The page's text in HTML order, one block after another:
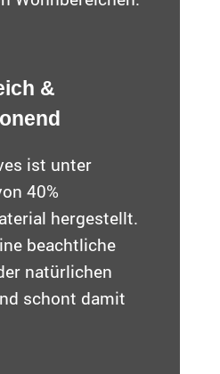
&
ist unter
40%
hergestellt.
beachtliche
natürlichen
schont damit